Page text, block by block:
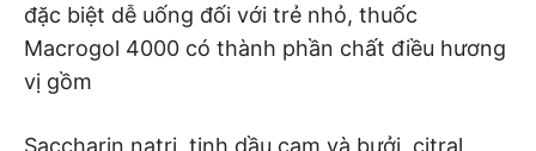
đặc biệt dễ uống đối với trẻ nhỏ, thuốc
Macrogol 4000 có thành phần chất điều hương
vị gồm
Saccharin natri, tinh dầu cam và bưởi, citral,